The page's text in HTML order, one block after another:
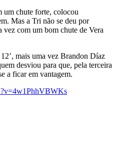
um chute forte, colocou
Mas a Tri não se deu por
vez com um bom chute de Vera
mais uma vez Brandon Díaz
desviou para que, pela terceira
a ficar em vantagem.